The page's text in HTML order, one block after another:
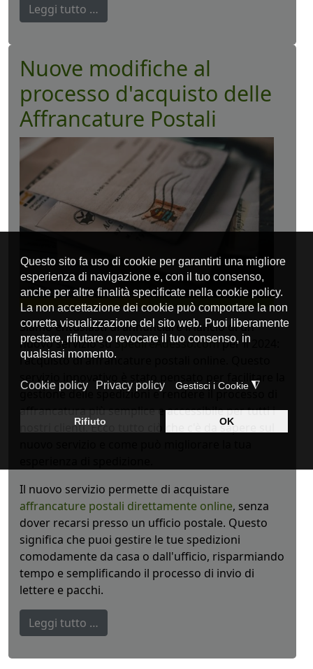
Leggi tutto …
Nuove modifiche al
processo d'acquisto delle
Affrancature Postali
Siamo entusiasti di annunciare il lancio di un
nuovo servizio su SpedireAdesso.comper il 2024:
l'acquisto di affrancature postali online. Questo
servizio innovativo è stato pensato per facilitare la
gestione delle spedizioni e rendere il processo di
affrancatura più semplice e accessibile per tutti i
nostri clienti. Ecco tutto ciò che c'è da sapere sul
Il nuovo servizio permette di acquistare
affrancature postali direttamente online, senza
dover recarsi presso un ufficio postale. Questo
significa che puoi gestire le tue spedizioni
comodamente da casa o dall'ufficio, risparmiando
tempo e semplificando il processo di invio di
lettere e pacchi.
Leggi tutto …